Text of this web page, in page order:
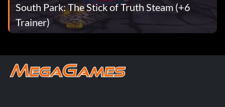
South Park: The Stick of Truth Steam (+6
Trainer)